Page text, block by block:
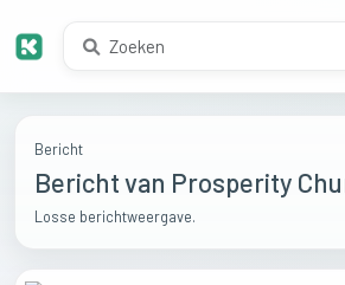
Bericht
Bericht van Prosperity
Losse berichtweergave.